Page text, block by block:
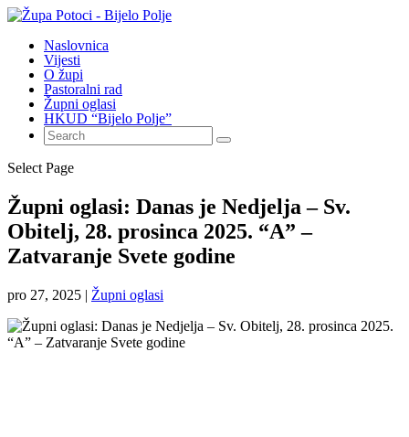
Naslovnica
Vijesti
O župi
Pastoralni rad
Župni oglasi
HKUD “Bijelo Polje”
Select Page
Župni oglasi: Danas je Nedjelja – Sv.
Obitelj, 28. prosinca 2025. “A” –
Zatvaranje Svete godine
pro 27, 2025 | Župni oglasi